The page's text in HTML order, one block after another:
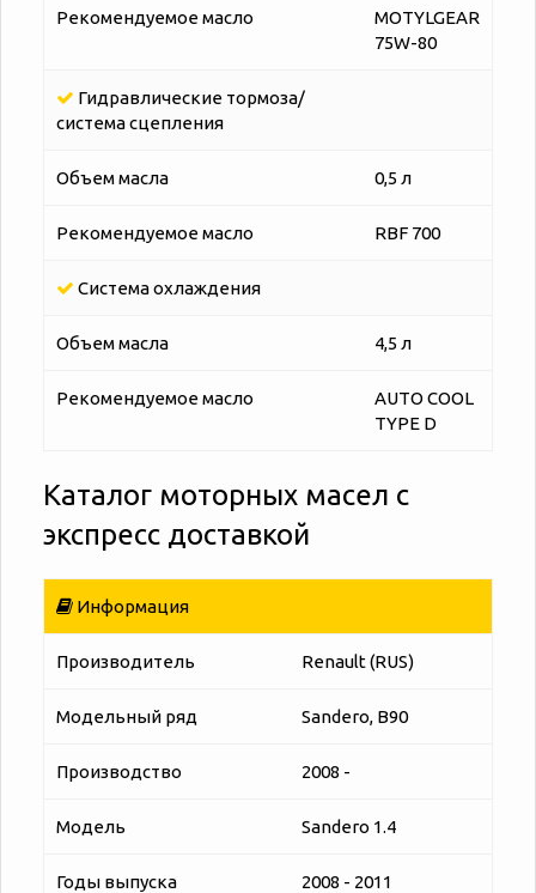
Рекомендуемое масло
MOTYLGEAR
75W-80
Гидравлические тормоза/
система сцепления
Объем масла 0,5 л
Рекомендуемое масло RBF 700
Система охлаждения
Объем масла 4,5 л
Рекомендуемое масло
AUTO COOL
TYPE D
Каталог моторных масел с
экспресс доставкой
Информация
Производитель Renault (RUS)
Модельный ряд Sandero, B90
Производство 2008 -
Модель Sandero 1.4
Годы выпуска 2008 - 2011